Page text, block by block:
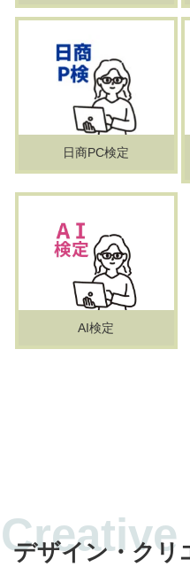
日商PC検定
AI検定
デザイン・クリ